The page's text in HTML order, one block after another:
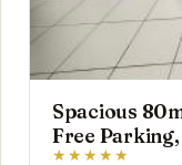
Spacious
Free Parking,
★★★★★